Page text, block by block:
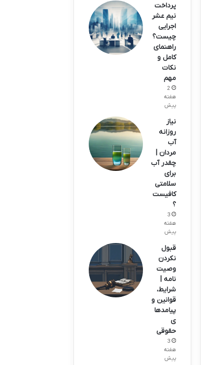
پرداخت
نیم عشر
اجرایی
چیست؟
راهنمای
کامل و
نکات
مهم
2
هفته
پیش
نیاز
روزانه
آب
مردان |
چقدر آب
برای
سلامتی
کافیست
؟
3
هفته
پیش
قبول
نکردن
وصیت
نامه |
شرایط،
قوانین و
پیامدها
ی
حقوقی
3
هفته
پیش